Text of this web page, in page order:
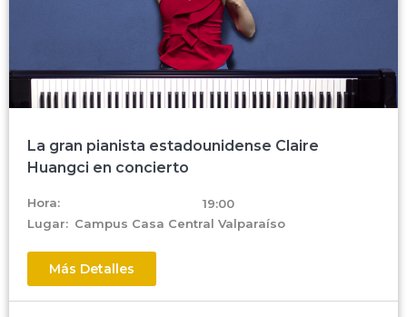
La gran pianista estadounidense Claire
Huangci en concierto
Hora:
19:00
Lugar: Campus Casa Central Valparaíso
Más Detalles